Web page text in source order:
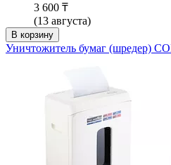
3 600 ₸
(13 августа)
В корзину
Уничтожитель бумаг (шредер)